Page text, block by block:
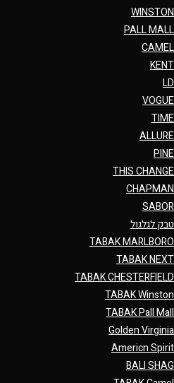
WINSTON
PALL MALL
CAMEL
KENT
LD
VOGUE
TIME
ALLURE
PINE
THIS CHANGE
CHAPMAN
SABOR
טבק לגלגול
TABAK MARLBORO
TABAK NEXT
TABAK CHESTERFIELD
TABAK Winston
TABAK Pall Mall
Golden Virginia
Americn Spirit
BALI SHAG